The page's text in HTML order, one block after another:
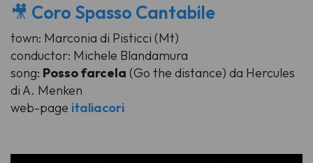
🎥 Coro Spasso Cantabile
town: Marconia di Pisticci (Mt)
conductor: Michele Blandamura
song: Posso farcela (Go the distance) da Hercules
di A. Menken
web-page italiacori